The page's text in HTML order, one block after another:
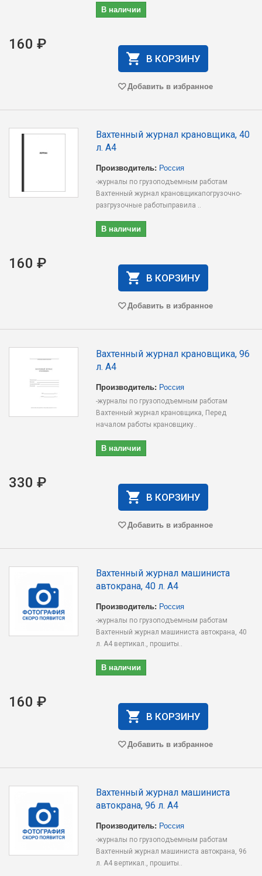
В наличии
160 ₽
В КОРЗИНУ
Добавить в избранное
Вахтенный журнал крановщика, 40
л. А4
Производитель: Россия
-журналы по грузоподъемным работам
Вахтенный журнал крановщикапогрузочно-
разгрузочные работыправила ..
В наличии
160 ₽
В КОРЗИНУ
Добавить в избранное
Вахтенный журнал крановщика, 96
л. А4
Производитель: Россия
-журналы по грузоподъемным работам
Вахтенный журнал крановщика, Перед
началом работы крановщику..
В наличии
330 ₽
В КОРЗИНУ
Добавить в избранное
Вахтенный журнал машиниста
автокрана, 40 л. А4
Производитель: Россия
-журналы по грузоподъемным работам
Вахтенный журнал машиниста автокрана, 40
л. А4 вертикал., прошиты..
В наличии
160 ₽
В КОРЗИНУ
Добавить в избранное
Вахтенный журнал машиниста
автокрана, 96 л. А4
Производитель: Россия
-журналы по грузоподъемным работам
Вахтенный журнал машиниста автокрана, 96
л. А4 вертикал., прошиты..